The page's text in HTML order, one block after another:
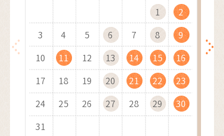
1
2
3
4 5 6 7 8
9
10
11 12 13 14 15
16
17
18 19 20 21 22
23
24
25 26 27 28 29
30
31
5
6
7
8 9 10 11 12
13
14
15 16 17 18 19
20
21
22 23 24 25 26
27
28
29 30
3
4
5
6 7 8 9 10
11
12
13 14 15 16 17
18
19
20 21 22 23 24
25
26
27 28 29 30 31
1
2
3 4 5 6 7
8
9
10 11 12 13 14
15
16
17 18 19 20 21
22
23
24 25 26 27 28
29
30
5
6
7
8 9 10 11 12
13
14
15 16 17 18 19
20
21
22 23 24 25 26
27
28
29 30 31
2
3
4
5 6 7 8 9
10
11
12 13 14 15 16
17
18
19 20 21 22 23
24
25
26 27 28 29 30 31
6
7
8
9 10 11 12 13
14
15
16 17 18 19 20
21
22
23 24 25 26 27 28
6
7
8
9 10 11 12 13
14
15
16 17 18 19 20
21
22
23 24 25 26 27
28
29
30 31
3
4
5
6 7 8 9 10
11
12
13 14 15 16 17
18
19
20 21 22 23 24
25
26
27 28 29 30
1
2
3
4 5 6 7 8
9
10
11 12 13 14 15
16
17
18 19 20 21 22
23
24
25 26 27 28 29
30
31
5
6
7
8 9 10 11 12
13
14
15 16 17 18 19
20
21
22 23 24 25 26
27
28
29 30
3
4
5
6 7 8 9 10
11
12
13 14 15 16 17
18
19
20 21 22 23 24
25
26
27 28 29 30 31